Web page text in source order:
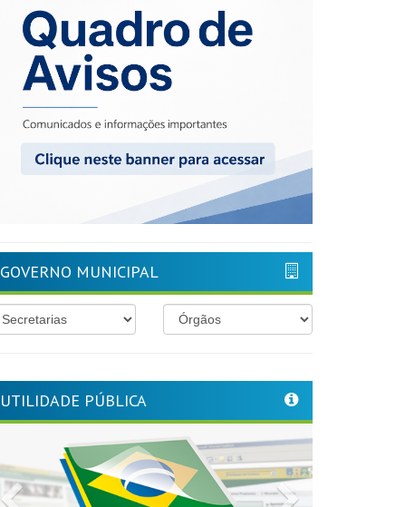
GOVERNO MUNICIPAL
UTILIDADE PÚBLICA
Previous